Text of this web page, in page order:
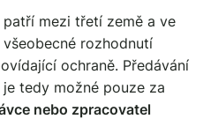
mezi třetí země a ve
rozhodnutí
ochraně. Předávání
tedy možné pouze za
nebo zpracovatel